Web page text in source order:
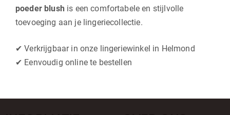
poeder blush is een comfortabele en stijlvolle
toevoeging aan je lingeriecollectie.
✔ Verkrijgbaar in onze lingeriewinkel in Helmond
✔ Eenvoudig online te bestellen